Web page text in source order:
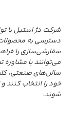
دسترسی به محصولات
سفارشی‌سازی را
سالن‌های صنعتی،
خود را انتخاب کنند
شوند.